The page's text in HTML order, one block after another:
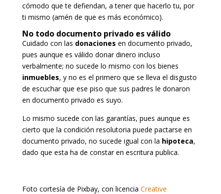
cómodo que te defiendan, a tener que hacerlo tu, por
ti mismo (amén de que es más económico).
No todo documento privado es válido
Cuidado con las donaciones en documento privado,
pues aunque es válido donar dinero incluso
verbalmente; no sucede lo mismo con los bienes
inmuebles, y no es el primero que se lleva el disgusto
de escuchar que ese piso que sus padres le donaron
en documento privado es suyo.
Lo mismo sucede con las garantías, pues aunque es
cierto que la condición resolutoria puede pactarse en
documento privado, no sucede igual con la hipoteca,
dado que esta ha de constar en escritura publica.
Foto cortesía de Pixbay, con licencia Creative